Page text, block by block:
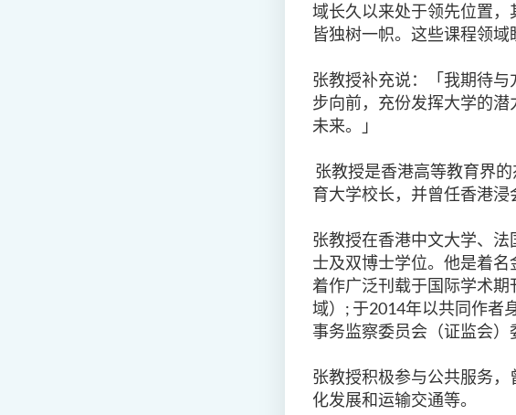
域长久以来处于领先位置
皆独树一帜。这些课程领域
张教授补充说：「我期待
步向前，充份发挥大学的
未来。」
张教授是香港高等教育界
育大学校长，并曾任香港
张教授在香港中文大学、
士及双博士学位。他是着
着作广泛刊载于国际学术
域）; 于2014年以共同作者
事务监察委员会（证监会）
张教授积极参与公共服务
化发展和运输交通等。